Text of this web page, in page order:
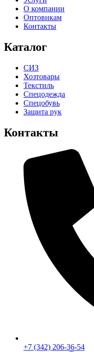
О компании
Оптовикам
Контакты
Каталог
СИЗ
Хозтовары
Текстиль
Спецодежда
Спецобувь
Защита рук
Контакты
+7 (342) 206-36-54